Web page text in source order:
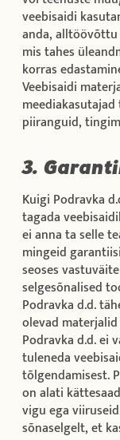
veebisaidi
anda,
mis tahes
korras
Veebisaidi
piiranguid,
3.
Kuigi Podravka
tagada
ei anna ta selle
mingeid
seoses
selgesõnalised
Podravka d.d.
olevad
Podravka d.d. ei
tuleneda
tõlgendamisest.
on alati
vigu ega
sõnaselgelt, et